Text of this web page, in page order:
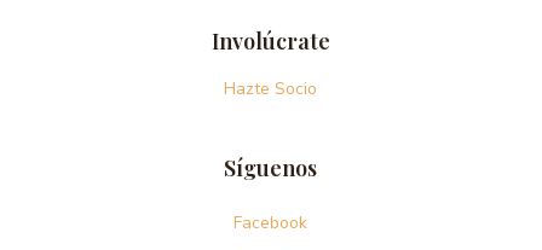
Involúcrate
Hazte Socio
Síguenos
Facebook